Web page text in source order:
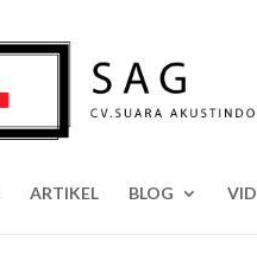
ARTIKEL BLOG